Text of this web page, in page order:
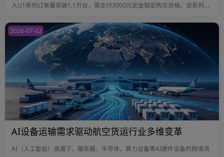
人U1系列订单量突破1.1万台，需支付3000元定金锁定购买资格。该系列定
Ultra男女版分别为99万元和88万元。
AI设备运输需求驱动航空货运行业多维变革
AI（人工智能）浪潮下，服务器、半导体、算力设备等AI硬件设备的跨境流
2026-07-02